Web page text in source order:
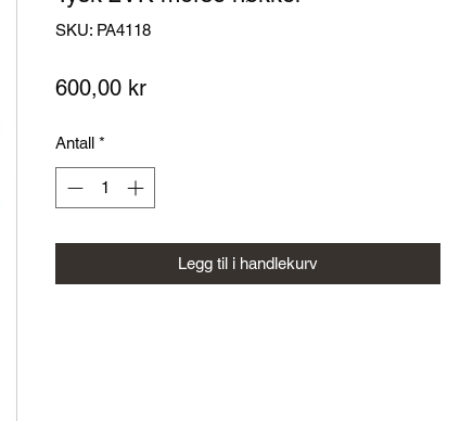
SKU: PA4118
600,00 krPris
Antall *
Legg til i handlekurv